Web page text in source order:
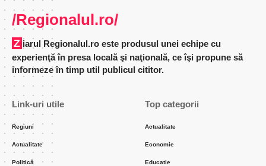
/Regionalul.ro/
Ziarul Regionalul.ro este produsul unei echipe cu
experienţă în presa locală şi naţională, ce îşi propune să
informeze în timp util publicul cititor.
Link-uri utile
Regiuni
Actualitate
Politică
Top categorii
Actualitate
Economie
Educatie